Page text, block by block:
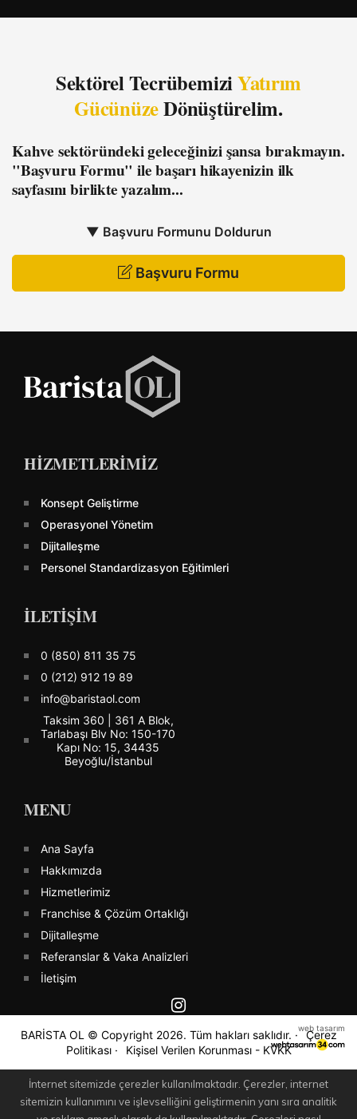
Sektörel TecrübemiziYatırım
GücünüzeDönüştürelim.
Kahve sektöründeki geleceğinizi şansa bırakmayın.
"Başvuru Formu" ile başarı hikayenizin ilk
sayfasını birlikte yazalım...
▼ Başvuru Formunu Doldurun
Başvuru Formu
HİZMETLERİMİZ
Konsept Geliştirme
Operasyonel Yönetim
Dijitalleşme
Personel Standardizasyon Eğitimleri
İLETİŞİM
0 (850) 811 35 75
0 (212) 912 19 89
info@baristaol.com
Taksim 360 | 361 A Blok,
Tarlabaşı Blv No: 150-170
Kapı No: 15, 34435
Beyoğlu/İstanbul
MENU
Ana Sayfa
Hakkımızda
Hizmetlerimiz
Franchise & Çözüm Ortaklığı
Dijitalleşme
Referanslar & Vaka Analizleri
İletişim
BARİSTA OL © Copyright 2026. Tüm hakları saklıdır.
Çerez
Politikası
Kişisel Verilen Korunması - KVKK
web tasarım
İnternet sitemizde çerezler kullanılmaktadır. Çerezler, internet
sitemizin kullanımını ve işlevselliğini geliştirmenin yanı sıra analitik